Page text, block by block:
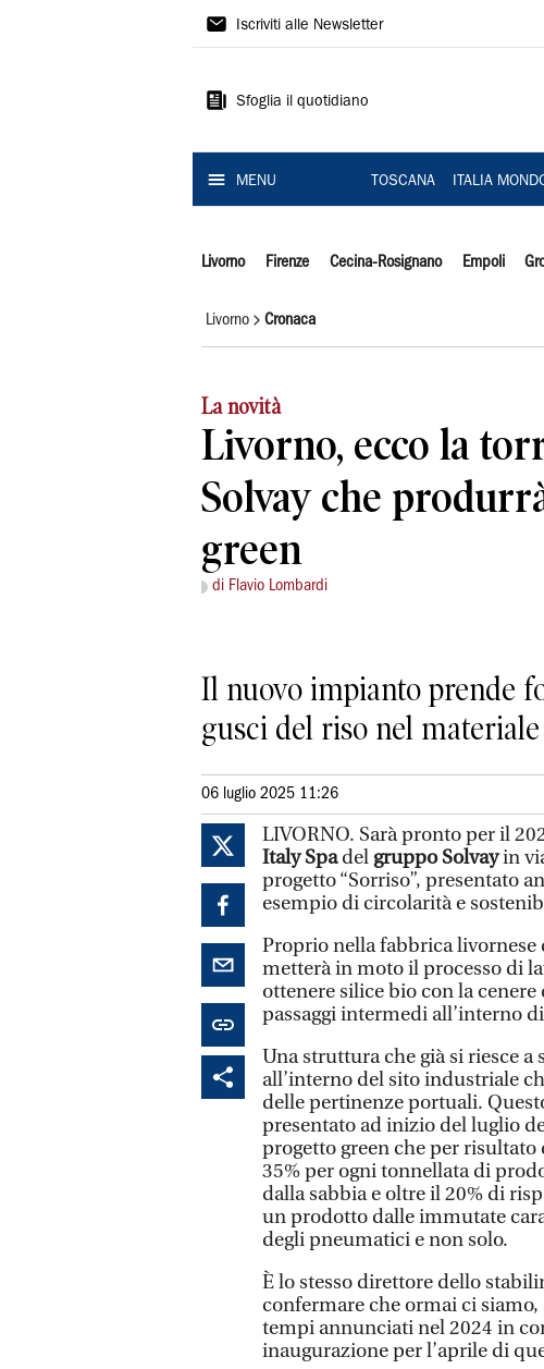
Il
Iscriviti alle Newsletter
Sfoglia il quotidiano
MENU TOSCANA ITALIA
Livorno Firenze Cecina-Rosignano Empoli
Livorno Cronaca
La novità
Livorno, ecco la
Solvay che
green
di Flavio Lombardi
Il nuovo impianto prende
gusci del riso nel
06 luglio 2025 11:26
LIVORNO. Sarà pronto per il
Italy Spadel gruppo Solvayin
progetto “Sorriso”, presentato
esempio di circolarità e
Proprio nella fabbrica livornese
metterà in moto il processo di
ottenere silice bio con la
passaggi intermedi all’interno
Una struttura che già si riesce a
all’interno del sito industriale
delle pertinenze portuali.
presentato ad inizio del luglio
progetto green che per
35% per ogni tonnellata di
dalla sabbia e oltre il 20% di
un prodotto dalle immutate
degli pneumatici e non solo.
È lo stesso direttore dello
confermare che ormai ci
tempi annunciati nel 2024 in
inaugurazione per l’aprile di